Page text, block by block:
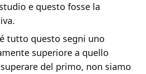
e questo fosse la
tutto questo segni uno
superiore a quello
del primo, non siamo